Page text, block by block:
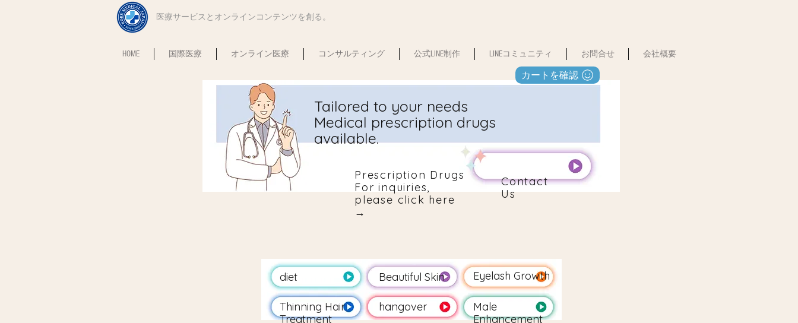
​医療サービスとオンラインコンテンツを創る。
HOME 国際医療 オンライン医療 コンサルティング 公式LINE制作 LINEコミュニティ お問合せ 会社概要
Tailored to your needs
Medical prescription drugs
available.
Prescription Drugs
For inquiries,
please click here
→
Contact
Us
カートを確認
diet
Thinning Hair
Treatment
hangover
Male
Enhancement
Eyelash Growth
Beautiful Skin